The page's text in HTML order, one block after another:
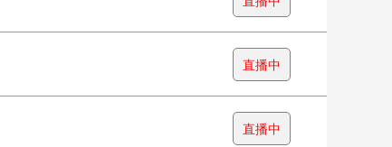
直播中
直播中